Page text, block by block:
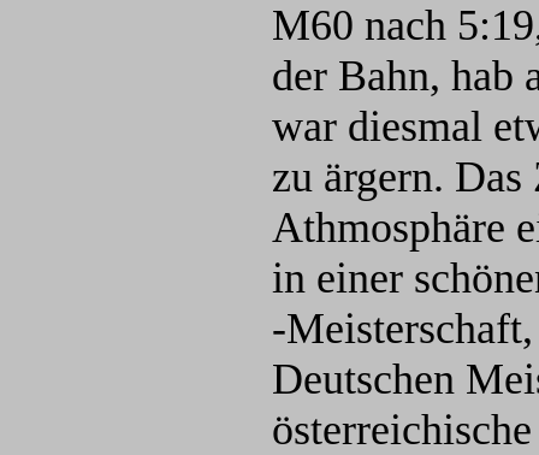
M60 nach
der Bahn, hab
war diesmal
zu ärgern.
Athmosphäre
in einer
-
Deutschen